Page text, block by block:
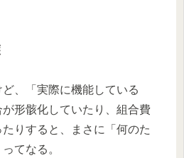
、「実際に機能している
形骸化していたり、組合費
りすると、まさに「何のた
てなる。